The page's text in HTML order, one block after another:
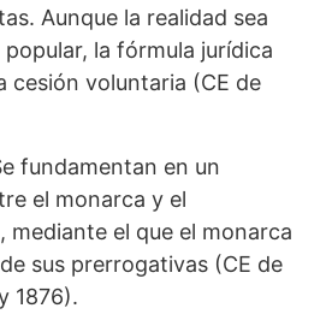
Aunque la realidad sea
la fórmula jurídica
cesión voluntaria (CE de
fundamentan en un
el monarca y el
mediante el que el monarca
sus prerrogativas (CE de
1876).